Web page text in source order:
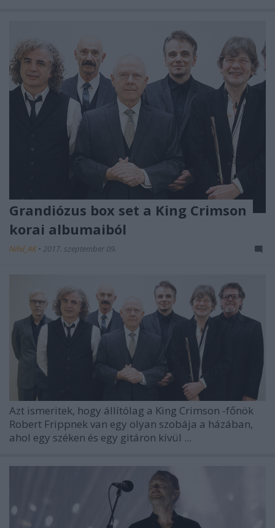
Grandiózus box set a King Crimson
korai albumaiból
Nihil_AK • 2017. szeptember 09.
Azt ismeritek, hogy állítólag a King Crimson -főnök
Robert Frippnek van egy olyan szobája a házában,
ahol egy széken és egy gitáron kívül ...